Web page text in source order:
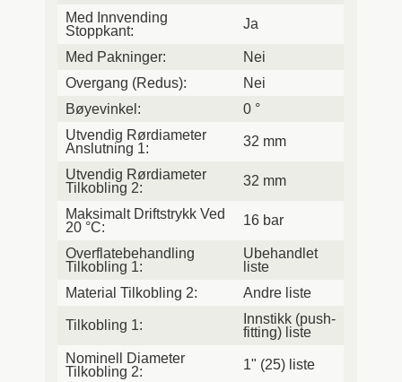
Med Innvending
Stoppkant:
Ja
Med Pakninger:
Nei
Overgang (Redus):
Nei
Bøyevinkel:
0 °
Utvendig Rørdiameter
Anslutning 1:
32 mm
Utvendig Rørdiameter
Tilkobling 2:
32 mm
Maksimalt Driftstrykk Ved
20 °C:
16 bar
Overflatebehandling
Tilkobling 1:
Ubehandlet
liste
Material Tilkobling 2:
Andre liste
Tilkobling 1:
Innstikk (push-
fitting) liste
Nominell Diameter
Tilkobling 2:
1" (25) liste